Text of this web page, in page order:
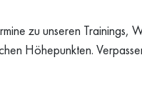
zu unseren Trainings,
Höhepunkten.